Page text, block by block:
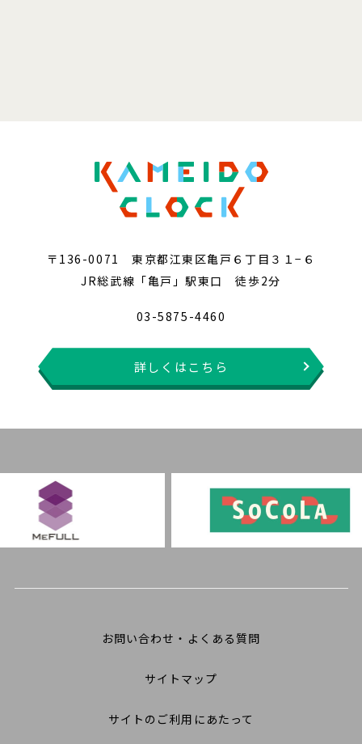
〒136-0071 東京都江東区亀戸６丁目３１−６
JR総武線「亀戸」駅東口 徒歩2分
03-5875-4460
詳しくはこちら
お問い合わせ・よくある質問
サイトマップ
サイトのご利用にあたって